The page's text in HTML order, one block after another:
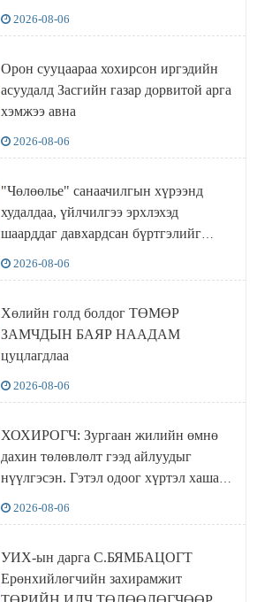
2026-08-06
Орон сууцаараа хохирсон иргэдийн
асуудалд Засгийн газар дорвитой арга
хэмжээ авна
2026-08-06
"Чөлөөлье" санаачилгын хүрээнд
худалдаа, үйлчилгээ эрхлэхэд
шаарддаг давхардсан бүртгэлийг
2026-08-06
Хөлийн голд болдог ТӨМӨР
ЗАМЧДЫН БАЯР НААДАМ
цуцлагдлаа
2026-08-06
ХОХИРОГЧ: Зургаан жилийн өмнө
дахин төлөвлөлт гээд айлуудыг
нүүлгэсэн. Гэтэл одоог хүртэл хашаа
2026-08-06
УИХ-ын дарга С.БЯМБАЦОГТ
Ерөнхийлөгчийн захирамжит